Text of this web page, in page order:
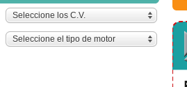
Seleccione los C.V.
Seleccione el tipo de motor